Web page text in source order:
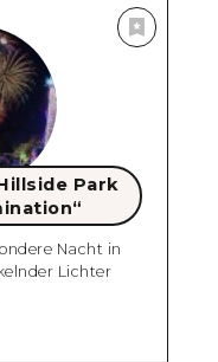
Park
Nacht in
Lichter